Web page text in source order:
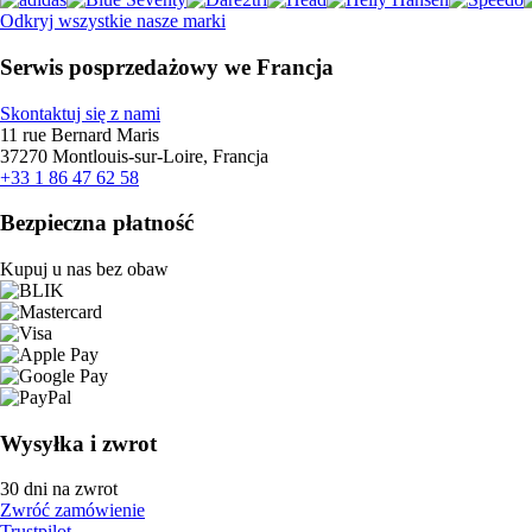
Odkryj wszystkie nasze marki
Serwis posprzedażowy we Francja
Skontaktuj się z nami
11 rue Bernard Maris
37270 Montlouis-sur-Loire, Francja
+33 1 86 47 62 58
Bezpieczna płatność
Kupuj u nas bez obaw
Wysyłka i zwrot
30 dni na zwrot
Zwróć zamówienie